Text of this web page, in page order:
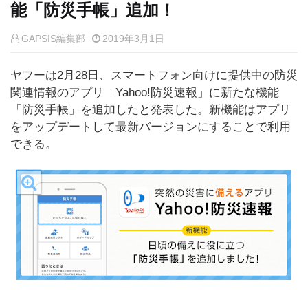
能「防災手帳」追加！
GAPSIS編集部 2019年3月1日
ヤフーは2月28日、スマートフォン向けに提供中の防災
関連情報のアプリ「Yahoo!防災速報」に新たな機能
「防災手帳」を追加したと発表した。新機能はアプリ
をアップデートして最新バージョンにすることで利用
できる。